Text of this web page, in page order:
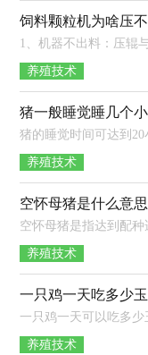
养殖技术
养殖技术
空怀母猪是什么意思
养殖技术
养殖技术